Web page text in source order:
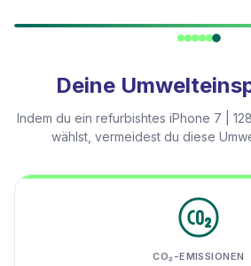
Deine
Indem du ein refurbishtes iPhone 7 |
wählst, vermeidest du diese
CO₂-EMISSIONEN